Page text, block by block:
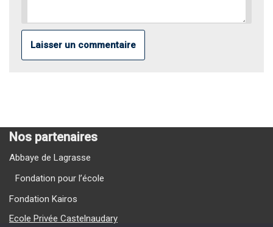
Nos partenaires
Abbaye de Lagrasse
Fondation pour l’école
Fondation Kairos
Ecole Privée Castelnaudary